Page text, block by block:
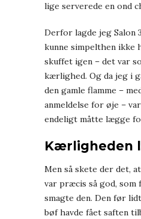
lige serverede en ond
Derfor lagde jeg Salon
kunne simpelthen ikke
skuffet igen – det var
kærlighed. Og da jeg i
den gamle flamme –
anmeldelse for øje –
endeligt måtte lægge
Kærligheden
Men så skete der det,
var præcis så god, som
smagte den. Den før
bøf havde fået saften